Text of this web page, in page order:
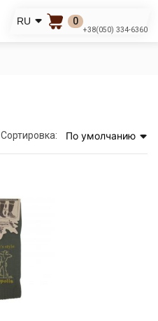
RU 0
+38(050) 334-6360
Сортировка: По умолчанию